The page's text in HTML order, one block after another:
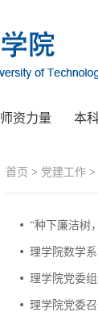
师资力量 本
首页 > 党建工作 >
“种下廉洁树
理学院数学
理学院党委
理学院党委